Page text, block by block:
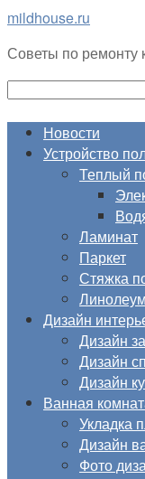
Перейти
контенту
mildhouse.ru
Советы по ремонту
Поиск:
Новости
Устройство
Теплый
Ламинат
Паркет
Стяжка
Линолеум
Дизайн
Дизайн
Дизайн
Дизайн
Ванная
Укладка
Дизайн
Фото